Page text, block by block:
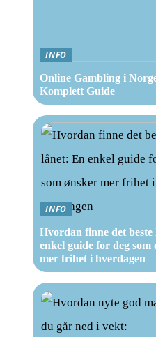
INFO
Online Gambling i
Komplett Guide
INFO
Hvordan finne det beste
enkel guide for deg som
mer frihet i hverdagen